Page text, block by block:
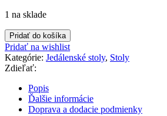
1 na sklade
množstvo
Stôl
z
masívneho
dreva
Pridať do košíka
Pridať na wishlist
Kategórie: Jedálenské stoly, Stoly
Zdieľať:
Popis
Ďalšie informácie
Doprava a dodacie podmienky